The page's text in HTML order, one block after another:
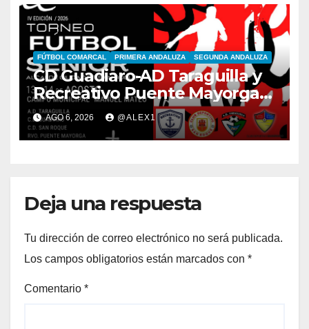
FÚTBOL COMARCAL PRIMERA ANDALUZA SEGUNDA ANDALUZA
CD Guadiaro-AD Taraguilla y
Recreativo Puente Mayorga-
CD San Roque, semifinales
del IV Trofeo ‘Alcalde’
AGO 6, 2026 @ALEX1
Deja una respuesta
Tu dirección de correo electrónico no será publicada.
Los campos obligatorios están marcados con *
Comentario *